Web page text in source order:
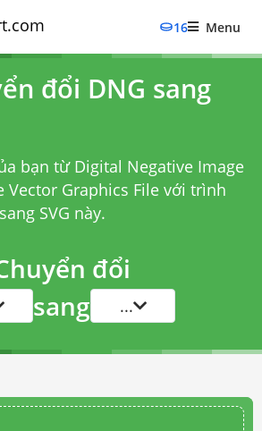
16 Menu
đổi DNG sang
bạn từ Digital Negative Image
Vector Graphics File với trình
SVG này.
đổi
sang ...